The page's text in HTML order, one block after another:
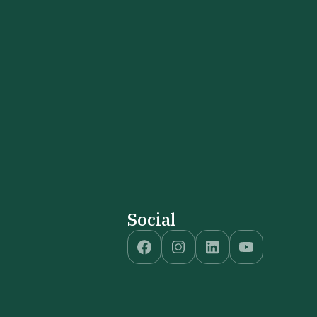
Social